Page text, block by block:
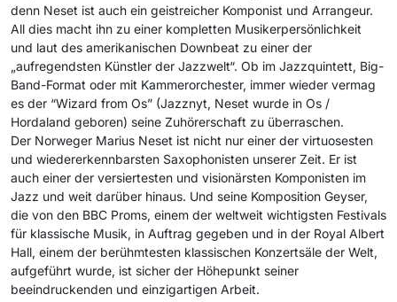
denn Neset ist auch ein geistreicher Komponist und Arrangeur.
All dies macht ihn zu einer kompletten Musikerpersönlichkeit
und laut des amerikanischen Downbeat zu einer der
„aufregendsten Künstler der Jazzwelt“. Ob im Jazzquintett, Big-
Band-Format oder mit Kammerorchester, immer wieder vermag
es der “Wizard from Os” (Jazznyt, Neset wurde in Os /
Hordaland geboren) seine Zuhörerschaft zu überraschen.
Der Norweger Marius Neset ist nicht nur einer der virtuosesten
und wiedererkennbarsten Saxophonisten unserer Zeit. Er ist
auch einer der versiertesten und visionärsten Komponisten im
Jazz und weit darüber hinaus. Und seine Komposition Geyser,
die von den BBC Proms, einem der weltweit wichtigsten Festivals
für klassische Musik, in Auftrag gegeben und in der Royal Albert
Hall, einem der berühmtesten klassischen Konzertsäle der Welt,
aufgeführt wurde, ist sicher der Höhepunkt seiner
beeindruckenden und einzigartigen Arbeit.